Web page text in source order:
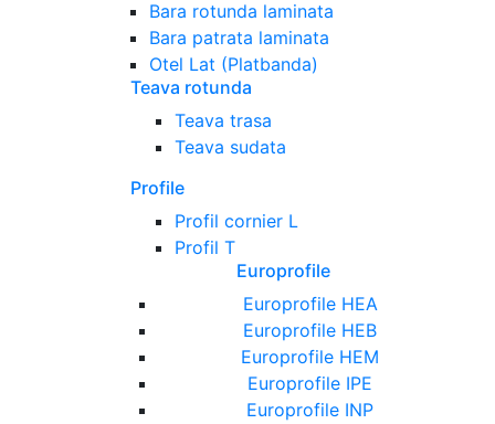
Bara rotunda laminata
Bara patrata laminata
Otel Lat (Platbanda)
Teava rotunda
Teava trasa
Teava sudata
Profile
Profil cornier L
Profil T
Europrofile
Europrofile HEA
Europrofile HEB
Europrofile HEM
Europrofile IPE
Europrofile INP